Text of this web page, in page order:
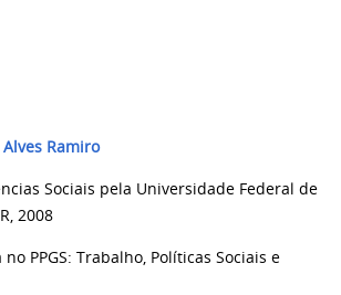
Ramiro
Sociais pela Universidade Federal de
2008
PPGS: Trabalho, Políticas Sociais e